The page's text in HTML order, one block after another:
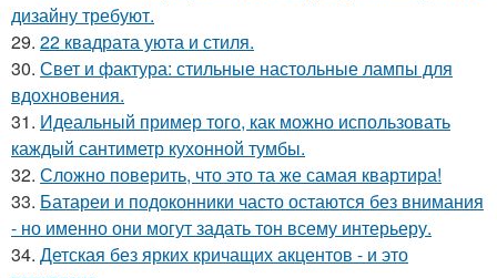
дизайну требуют.
29. 22 квадрата уюта и стиля.
30. Свет и фактура: стильные настольные лампы для
вдохновения.
31. Идеальный пример того, как можно использовать
каждый сантиметр кухонной тумбы.
32. Сложно поверить, что это та же самая квартира!
33. Батареи и подоконники часто остаются без внимания
- но именно они могут задать тон всему интерьеру.
34. Детская без ярких кричащих акцентов - и это